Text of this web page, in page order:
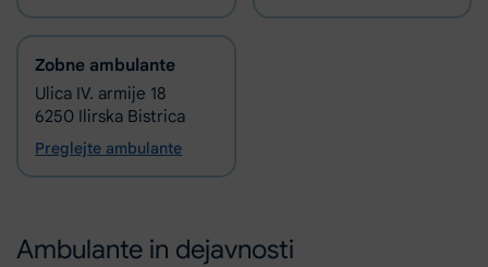
Zobne ambulante
Ulica IV. armije 18
6250 Ilirska Bistrica
Preglejte ambulante
Ambulante in dejavnosti